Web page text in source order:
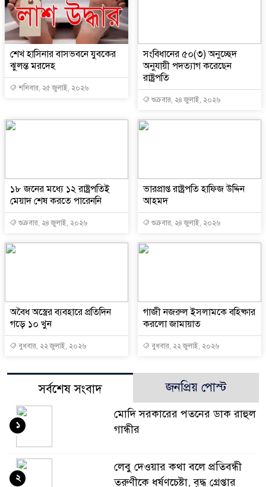
শেখ হাসিনার বাসভবনে যুবকের
ঝুলন্ত মরদেহ
শনিবার, ২৫ জুলাই, ২০২৬
সংবিধানের ৫০(৩) অনুচ্ছেদ
অনুযায়ী পদত্যাগ করেছেন
রাষ্ট্রপতি
শুক্রবার, ২৪ জুলাই, ২০২৬
১৮ জনের মধ্যে ১২ রাষ্ট্রপতিই
মেয়াদ শেষ করতে পারেননি
শুক্রবার, ২৪ জুলাই, ২০২৬
ভারপ্রাপ্ত রাষ্ট্রপতি হাফিজ উদ্দিন
আহমদ
শুক্রবার, ২৪ জুলাই, ২০২৬
অবৈধ অস্ত্রের ব্যবহারে প্রতিদিন
গড়ে ১০ খুন
বুধবার, ২২ জুলাই, ২০২৬
গাজী নজরুল ইসলামকে বহিষ্কার
করলো জামায়াত
বুধবার, ২২ জুলাই, ২০২৬
সর্বশেষ সংবাদ জনপ্রিয় পোস্ট
মোদি সরকারের পতনের ডাক রাহুল
গান্ধীর
১
লেবু দেওয়ার কথা বলে প্রতিবন্ধী
তরুণীকে ধর্ষণচেষ্টা, বৃদ্ধ গ্রেপ্তার
২